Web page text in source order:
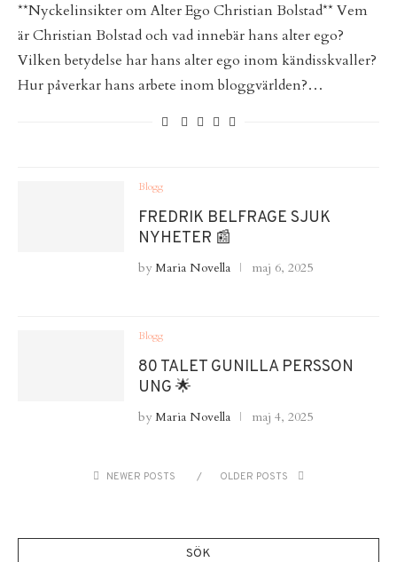
**Nyckelinsikter om Alter Ego Christian Bolstad** Vem
är Christian Bolstad och vad innebär hans alter ego?
Vilken betydelse har hans alter ego inom kändisskvaller?
Hur påverkar hans arbete inom bloggvärlden?…
Blogg
FREDRIK BELFRAGE SJUK
NYHETER 📰
byMaria Novella maj 6, 2025
Blogg
80 TALET GUNILLA PERSSON
UNG 🌟
byMaria Novella maj 4, 2025
NEWER POSTS OLDER POSTS
SÖK